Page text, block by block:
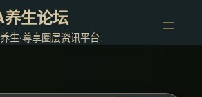
养生论坛
生·尊享圈层资讯平台